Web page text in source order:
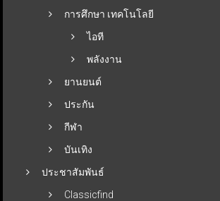
การศึกษา เทคโนโลยี
ไอที
พลังงาน
ยานยนต์
ประกัน
กีฬา
บันเทิง
ประชาสัมพันธ์
Classicfind